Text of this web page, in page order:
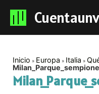
Inicio Europa Italia
Milan_Parque_sempione